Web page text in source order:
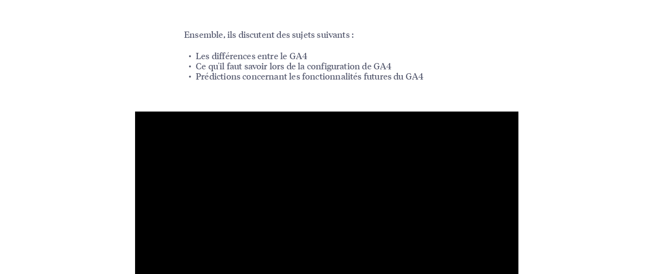
Ensemble, ils discutent des sujets suivants :
Les différences entre le GA4
Ce qu'il faut savoir lors de la configuration de GA4
Prédictions concernant les fonctionnalités futures du GA4